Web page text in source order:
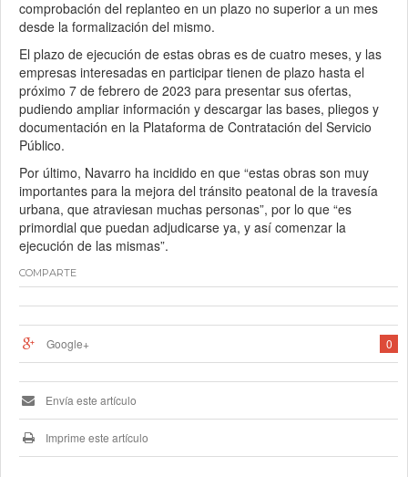
comprobación del replanteo en un plazo no superior a un mes
desde la formalización del mismo.
El plazo de ejecución de estas obras es de cuatro meses, y las
empresas interesadas en participar tienen de plazo hasta el
próximo 7 de febrero de 2023 para presentar sus ofertas,
pudiendo ampliar información y descargar las bases, pliegos y
documentación en la Plataforma de Contratación del Servicio
Público.
Por último, Navarro ha incidido en que “estas obras son muy
importantes para la mejora del tránsito peatonal de la travesía
urbana, que atraviesan muchas personas”, por lo que “es
primordial que puedan adjudicarse ya, y así comenzar la
ejecución de las mismas”.
COMPARTE
0
Google+
Envía este artículo
Imprime este artículo